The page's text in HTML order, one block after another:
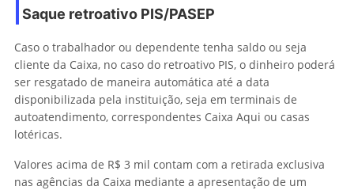
Saque retroativo PIS/PASEP
Caso o trabalhador ou dependente tenha saldo ou seja
cliente da Caixa, no caso do retroativo PIS, o dinheiro poderá
ser resgatado de maneira automática até a data
disponibilizada pela instituição, seja em terminais de
autoatendimento, correspondentes Caixa Aqui ou casas
lotéricas.
Valores acima de R$ 3 mil contam com a retirada exclusiva
nas agências da Caixa mediante a apresentação de um